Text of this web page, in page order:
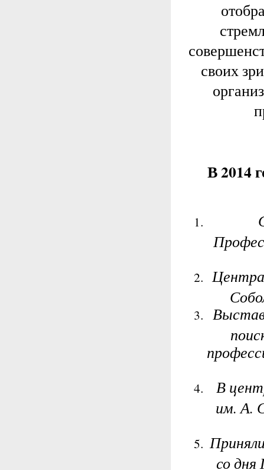
своих
В 2014
В
им. А.
со дня